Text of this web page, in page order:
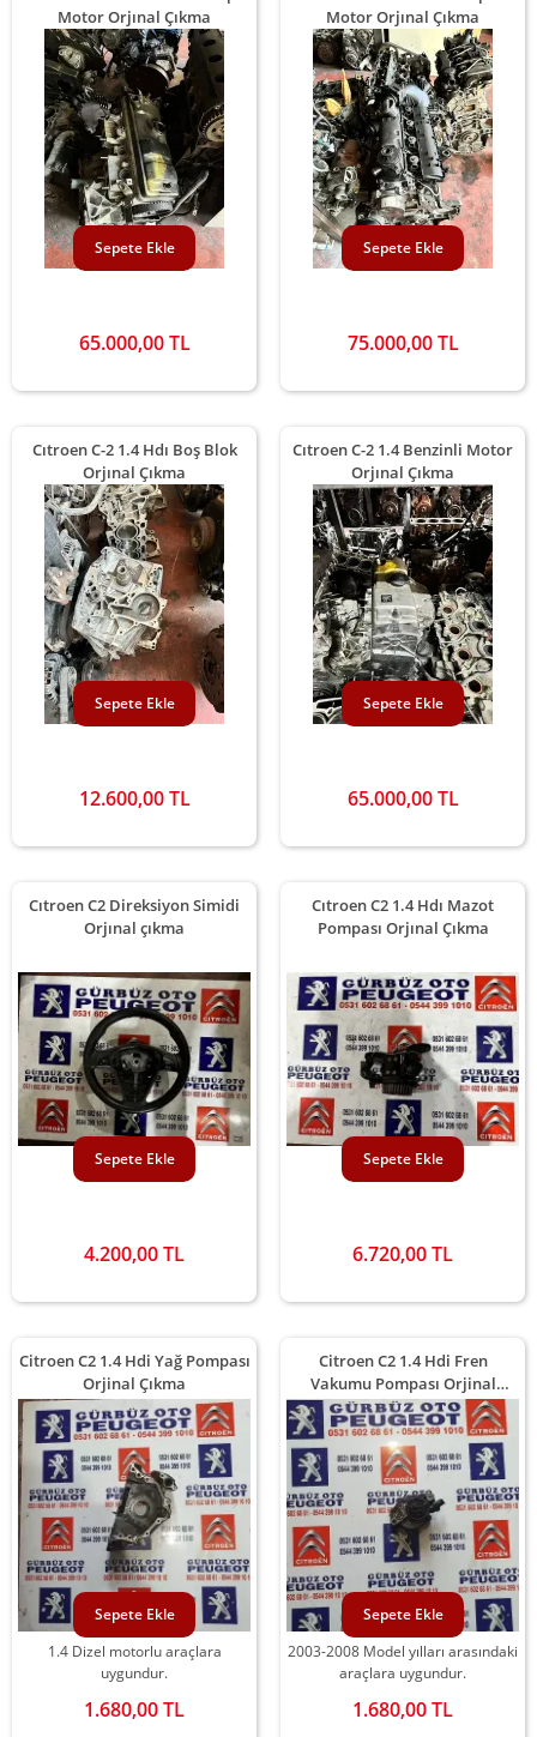
Motor Orjınal Çıkma
65.000,00 TL
Sepete Ekle
Motor Orjınal Çıkma
75.000,00 TL
Sepete Ekle
Cıtroen C-2 1.4 Hdı Boş Blok
Orjınal Çıkma
12.600,00 TL
Sepete Ekle
Cıtroen C-2 1.4 Benzinli Motor
Orjınal Çıkma
65.000,00 TL
Sepete Ekle
Cıtroen C2 Direksiyon Simidi
Orjınal çıkma
4.200,00 TL
Sepete Ekle
Cıtroen C2 1.4 Hdı Mazot
Pompası Orjınal Çıkma
6.720,00 TL
Sepete Ekle
Citroen C2 1.4 Hdi Yağ Pompası
Orjinal Çıkma
1.4 Dizel motorlu araçlara
uygundur.
1.680,00 TL
Sepete Ekle
Citroen C2 1.4 Hdi Fren
Vakumu Pompası Orjinal
Çıkma
2003-2008 Model yılları arasındaki
araçlara uygundur.
1.680,00 TL
Sepete Ekle